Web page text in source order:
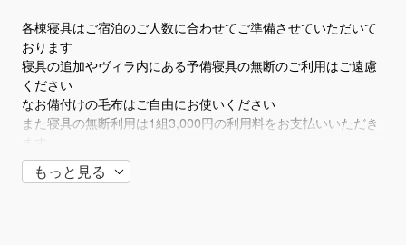
各棟寝具はご宿泊のご人数に合わせてご準備させていただいて
おります
寝具の追加やヴィラ内にある予備寝具の無断のご利用はご遠慮
ください
なお備付けの毛布はご自由にお使いください
また寝具の無断利用は1組3,000円の利用料をお支払いいただき
ます
もっと見る